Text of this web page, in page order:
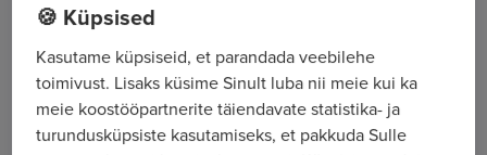
Kõik tööpakkumised
🍪 Küpsised
Kasutame küpsiseid, et parandada veebilehe
toimivust. Lisaks küsime Sinult luba nii meie kui ka
meie koostööpartnerite täiendavate statistika- ja
turundusküpsiste kasutamiseks, et pakkuda Sulle